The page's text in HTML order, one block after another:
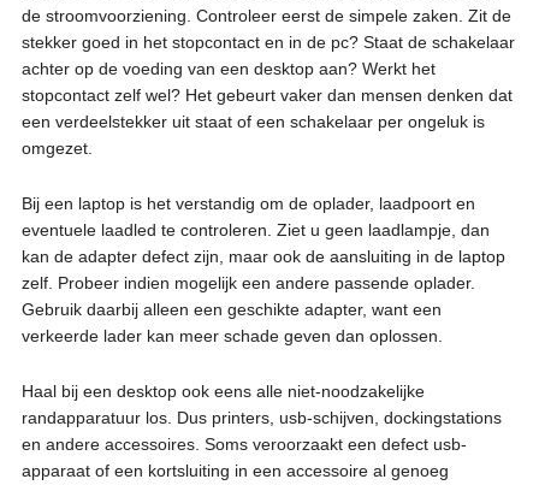
de stroomvoorziening. Controleer eerst de simpele zaken. Zit de
stekker goed in het stopcontact en in de pc? Staat de schakelaar
achter op de voeding van een desktop aan? Werkt het
stopcontact zelf wel? Het gebeurt vaker dan mensen denken dat
een verdeelstekker uit staat of een schakelaar per ongeluk is
omgezet.
Bij een laptop is het verstandig om de oplader, laadpoort en
eventuele laadled te controleren. Ziet u geen laadlampje, dan
kan de adapter defect zijn, maar ook de aansluiting in de laptop
zelf. Probeer indien mogelijk een andere passende oplader.
Gebruik daarbij alleen een geschikte adapter, want een
verkeerde lader kan meer schade geven dan oplossen.
Haal bij een desktop ook eens alle niet-noodzakelijke
randapparatuur los. Dus printers, usb-schijven, dockingstations
en andere accessoires. Soms veroorzaakt een defect usb-
apparaat of een kortsluiting in een accessoire al genoeg